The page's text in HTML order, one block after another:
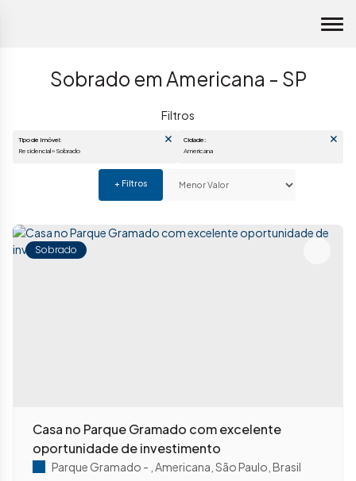
Sobrado em Americana - SP
Tipo de Imóvel:
Cidade:
Sobrado
Casa no Parque Gramado com excelente
oportunidade de investimento
Parque Gramado Americana São Paulo Brasil